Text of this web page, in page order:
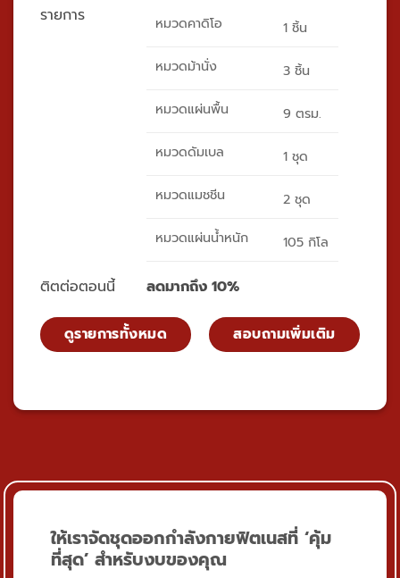
รายการ
หมวดคาดิโอ
1 ชิ้น
หมวดม้านั่ง
3 ชิ้น
หมวดแผ่นพื้น
9 ตรม.
หมวดดัมเบล
1 ชุด
หมวดแมชชีน
2 ชุด
หมวดแผ่นน้ำหนัก
105 กิโล
ติตต่อตอนนี้ ลดมากถึง 10%
ดูรายการทั้งหมด สอบถามเพิ่มเติม
ให้เราจัดชุดออกกำลังกายฟิตเนสที่ ‘คุ้ม
ที่สุด’ สำหรับงบของคุณ